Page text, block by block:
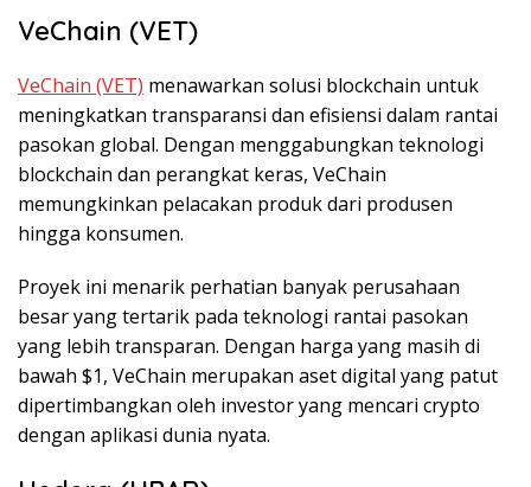
VeChain (VET)
VeChain (VET) menawarkan solusi blockchain untuk
meningkatkan transparansi dan efisiensi dalam rantai
pasokan global. Dengan menggabungkan teknologi
blockchain dan perangkat keras, VeChain
memungkinkan pelacakan produk dari produsen
hingga konsumen.
Proyek ini menarik perhatian banyak perusahaan
besar yang tertarik pada teknologi rantai pasokan
yang lebih transparan. Dengan harga yang masih di
bawah $1, VeChain merupakan aset digital yang patut
dipertimbangkan oleh investor yang mencari crypto
dengan aplikasi dunia nyata.